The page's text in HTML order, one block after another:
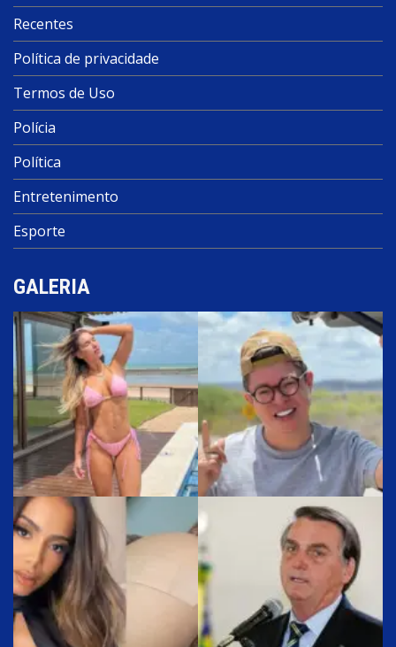
Recentes
Política de privacidade
Termos de Uso
Polícia
Política
Entretenimento
Esporte
GALERIA